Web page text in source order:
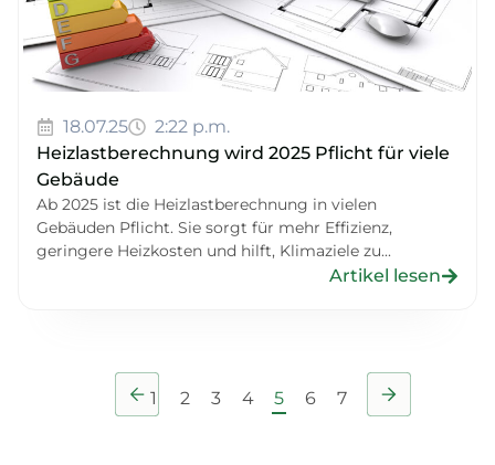
18.07.25
2:22 p.m.
Heizlastberechnung wird 2025 Pflicht für viele
Gebäude
Ab 2025 ist die Heizlastberechnung in vielen
Gebäuden Pflicht. Sie sorgt für mehr Effizienz,
geringere Heizkosten und hilft, Klimaziele zu...
Artikel lesen
1 2 3 4 5 6 7